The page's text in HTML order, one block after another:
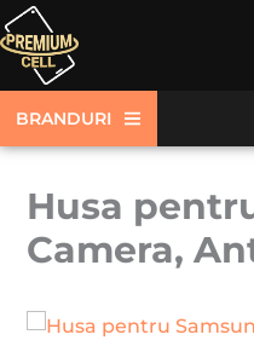
Skip
to
content
BRANDURI
Husa
Camera,